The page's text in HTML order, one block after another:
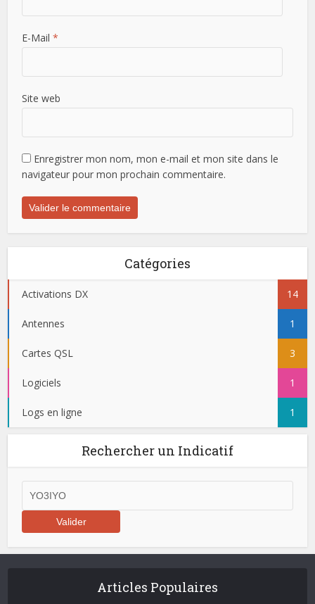
E-Mail *
Site web
Enregistrer mon nom, mon e-mail et mon site dans le
navigateur pour mon prochain commentaire.
Catégories
Activations DX 14
Antennes 1
Cartes QSL 3
Logiciels 1
Logs en ligne 1
Rechercher un Indicatif
Articles Populaires